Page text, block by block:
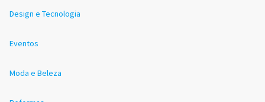
Design e Tecnologia
Eventos
Moda e Beleza